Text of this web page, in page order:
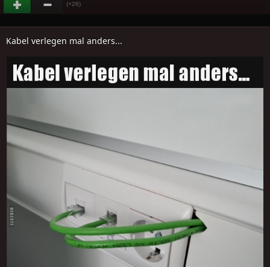
(+26)
Kabel verlegen mal anders...